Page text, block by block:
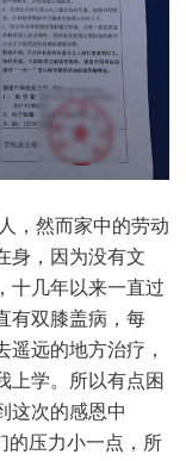
，然而家中的劳动
身，因为没有文
十几年以来一直过
有双膝盖病，每
远的地方治疗，
上学。所以有点困
这次的感恩中
的压力小一点，所